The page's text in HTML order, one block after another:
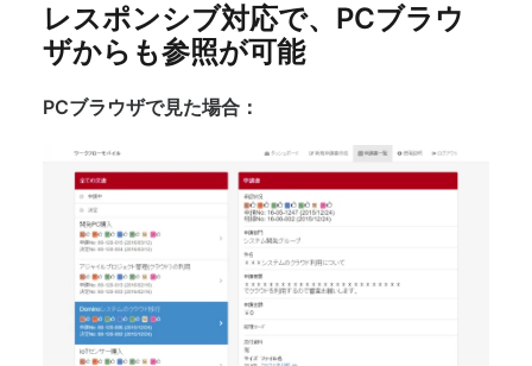
レスポンシブ対応で、PCブラウ
ザからも参照が可能
PCブラウザで見た場合：